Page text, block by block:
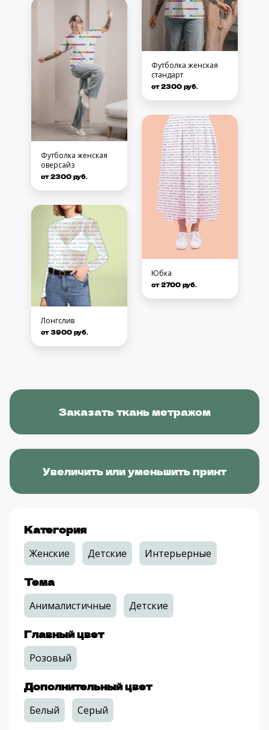
Футболка женская
оверсайз
от 2300 руб.
Лонгслив
от 3900 руб.
Футболка женская
стандарт
от 2300 руб.
Юбка
от 2700 руб.
Заказать ткань метражом
Увеличить или уменьшить принт
Категория
Женские Детские Интерьерные
Тема
Анималистичные Детские
Главный цвет
Розовый
Дополнительный цвет
Белый Серый